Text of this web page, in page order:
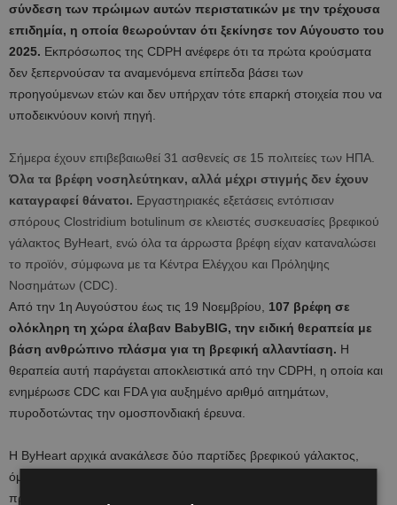
σύνδεση των πρώιμων αυτών περιστατικών με την τρέχουσα
επιδημία, η οποία θεωρούνταν ότι ξεκίνησε τον Αύγουστο του
2025. Εκπρόσωπος της CDPH ανέφερε ότι τα πρώτα κρούσματα
δεν ξεπερνούσαν τα αναμενόμενα επίπεδα βάσει των
προηγούμενων ετών και δεν υπήρχαν τότε επαρκή στοιχεία που να
υποδεικνύουν κοινή πηγή.
Σήμερα έχουν επιβεβαιωθεί 31 ασθενείς σε 15 πολιτείες των ΗΠΑ.
Όλα τα βρέφη νοσηλεύτηκαν, αλλά μέχρι στιγμής δεν έχουν
καταγραφεί θάνατοι. Εργαστηριακές εξετάσεις εντόπισαν
σπόρους Clostridium botulinum σε κλειστές συσκευασίες βρεφικού
γάλακτος ByHeart, ενώ όλα τα άρρωστα βρέφη είχαν καταναλώσει
το προϊόν, σύμφωνα με τα Κέντρα Ελέγχου και Πρόληψης
Νοσημάτων (CDC).
Από την 1η Αυγούστου έως τις 19 Νοεμβρίου, 107 βρέφη σε
ολόκληρη τη χώρα έλαβαν BabyBIG, την ειδική θεραπεία με
βάση ανθρώπινο πλάσμα για τη βρεφική αλλαντίαση. Η
θεραπεία αυτή παράγεται αποκλειστικά από την CDPH, η οποία και
ενημέρωσε CDC και FDA για αυξημένο αριθμό αιτημάτων,
πυροδοτώντας την ομοσπονδιακή έρευνα.
Η ByHeart αρχικά ανακάλεσε δύο παρτίδες βρεφικού γάλακτος,
όμως στη συνέχεια προχώρησε σε πλήρη ανάκληση όλων των
προϊόντων της, καθώς η έρευνα εξελισσόταν. Η Υπηρεσία